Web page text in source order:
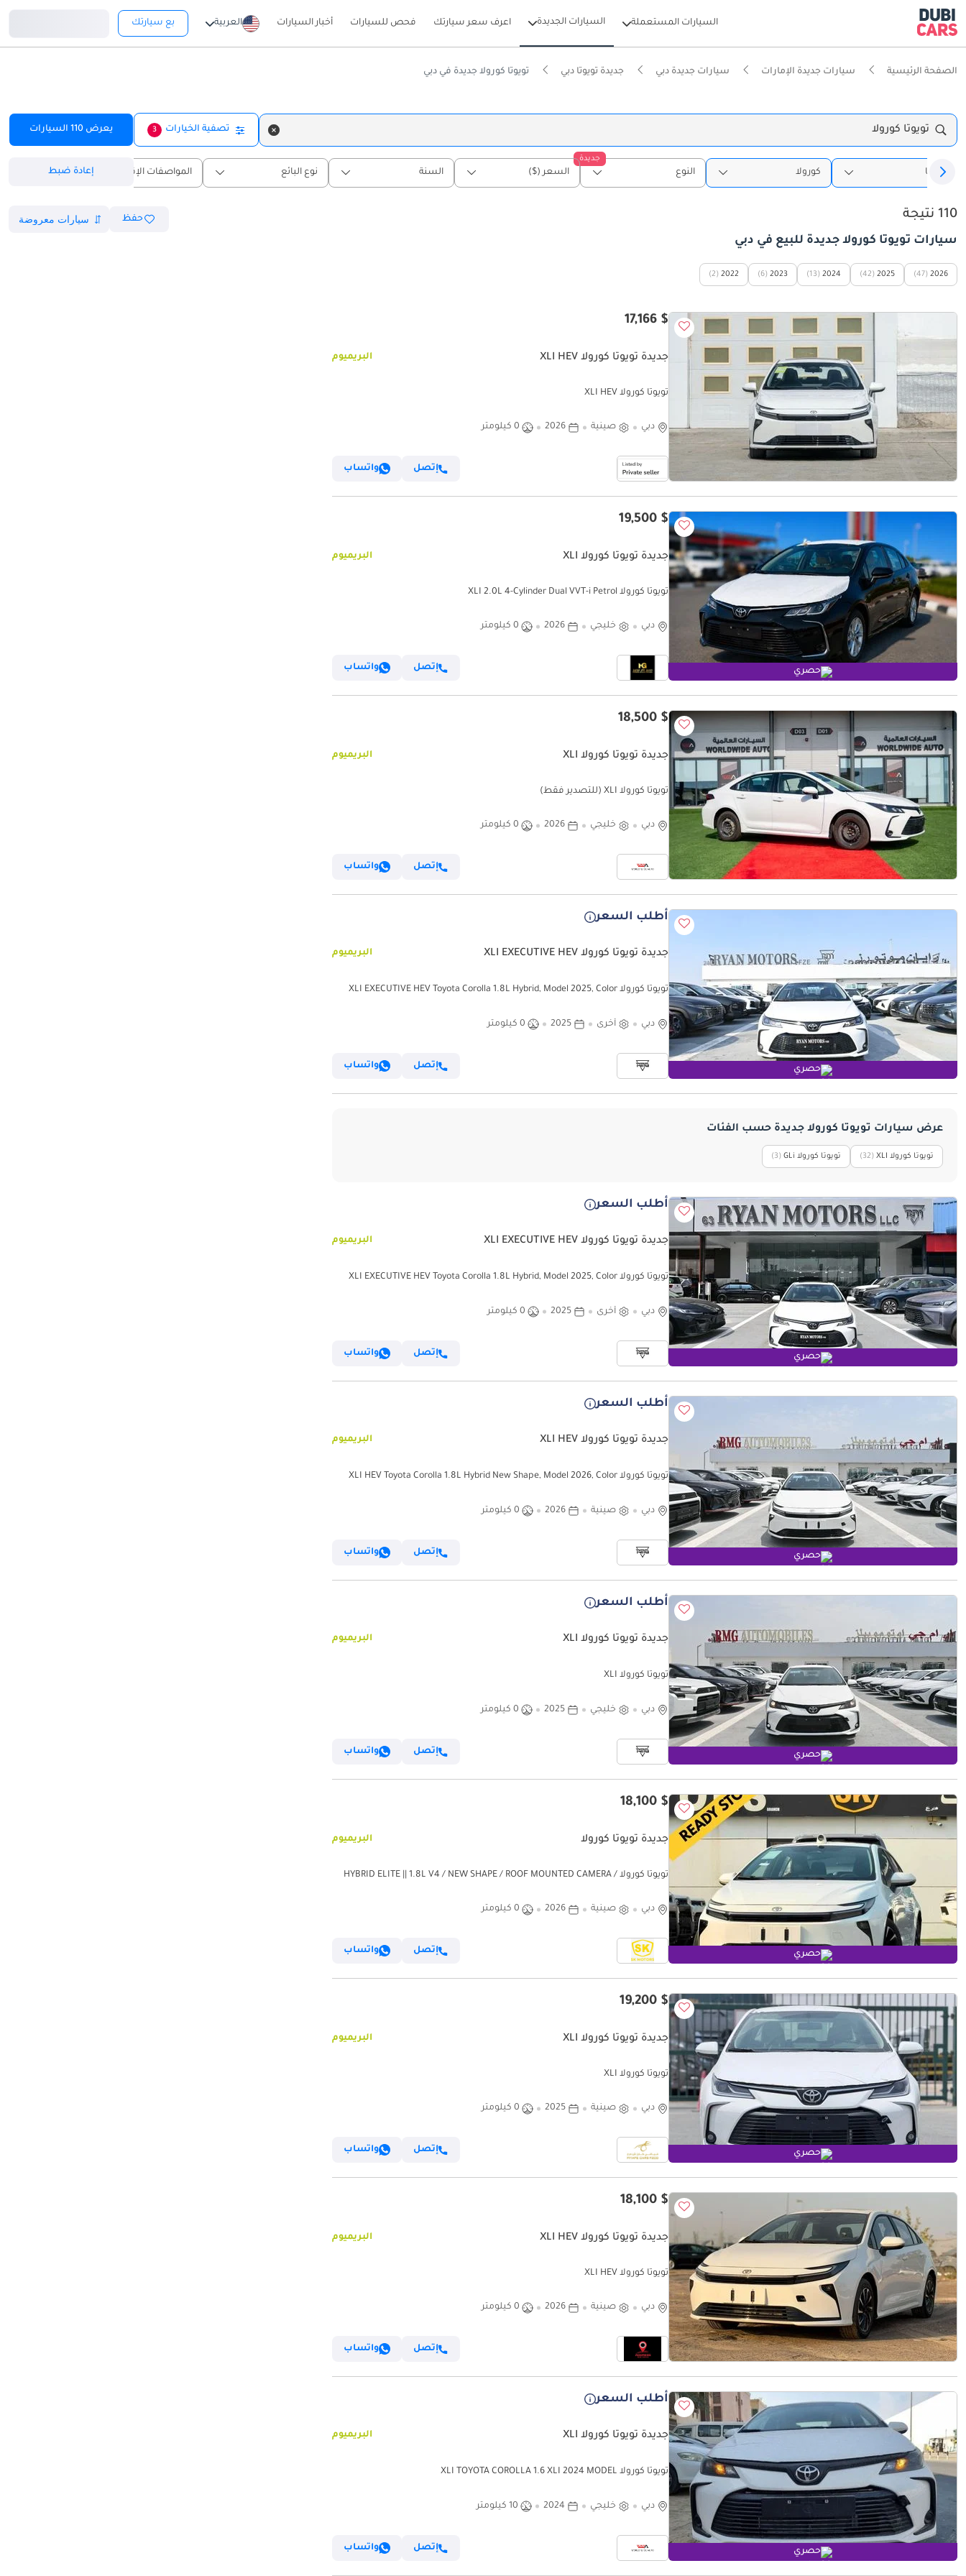
السيارات المستعملة السيارات الجديدة اعرف سعر سيارتك فحص للسيارات أخبار السيارات العربية بع سيارتك
الصفحة الرئيسية سيارات جديدة الإمارات سيارات جديدة دبي جديدة تويوتا دبي تويوتا كورولا جديدة في دبي
تويوتا كورولا تصفية الخيارات 3 يعرض 110 السيارات
تويوتا كورولا
جديدة
النوع السعر ($) السنة نوع البائع المواصفات الإقليمية إعادة ضبط
110 نتيجة حفظ
سيارات تويوتا كورولا جديدة للبيع في دبي
2026
(47)
2025
(42)
2024
(13)
2023
(6)
2022
(2)
$ 17,166
جديدة تويوتا كورولا XLI HEV البريميوم
تويوتا كورولا XLI HEV
دبي صينية 2026 0 كيلومتر
إتصل واتساب
حصري
$ 19,500
جديدة تويوتا كورولا XLI البريميوم
تويوتا كورولا XLI 2.0L 4-Cylinder Dual VVT-i Petrol
دبي خليجي 2026 0 كيلومتر
إتصل واتساب
$ 18,500
جديدة تويوتا كورولا XLI البريميوم
تويوتا كورولا XLI (للتصدير فقط)
دبي خليجي 2026 0 كيلومتر
إتصل واتساب
حصري
أطلب السعر
جديدة تويوتا كورولا XLI EXECUTIVE HEV البريميوم
تويوتا كورولا XLI EXECUTIVE HEV Toyota Corolla 1.8L Hybrid, Model 2025, Color
دبي أخرى 2025 0 كيلومتر
إتصل واتساب
عرض سيارات تويوتا كورولا جديدة حسب الفئات
تويوتا كورولا XLI ‏(32) تويوتا كورولا GLi ‏(3)
حصري
أطلب السعر
جديدة تويوتا كورولا XLI EXECUTIVE HEV البريميوم
تويوتا كورولا XLI EXECUTIVE HEV Toyota Corolla 1.8L Hybrid, Model 2025, Color
دبي أخرى 2025 0 كيلومتر
إتصل واتساب
حصري
أطلب السعر
جديدة تويوتا كورولا XLI HEV البريميوم
تويوتا كورولا XLI HEV Toyota Corolla 1.8L Hybrid New Shape, Model 2026, Color
دبي صينية 2026 0 كيلومتر
إتصل واتساب
حصري
أطلب السعر
جديدة تويوتا كورولا XLI البريميوم
تويوتا كورولا XLI
دبي خليجي 2025 0 كيلومتر
إتصل واتساب
حصري
$ 18,100
جديدة تويوتا كورولا البريميوم
تويوتا كورولا HYBRID ELITE || 1.8L V4 / NEW SHAPE / ROOF MOUNTED CAMERA /
دبي صينية 2026 0 كيلومتر
إتصل واتساب
حصري
$ 19,200
جديدة تويوتا كورولا XLI البريميوم
تويوتا كورولا XLI
دبي صينية 2025 0 كيلومتر
إتصل واتساب
$ 18,100
جديدة تويوتا كورولا XLI HEV البريميوم
تويوتا كورولا XLI HEV
دبي صينية 2026 0 كيلومتر
إتصل واتساب
حصري
أطلب السعر
جديدة تويوتا كورولا XLI البريميوم
تويوتا كورولا XLI TOYOTA COROLLA 1.6 XLI 2024 MODEL
دبي خليجي 2024 10 كيلومتر
إتصل واتساب